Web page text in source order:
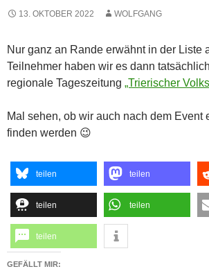
13. OKTOBER 2022 WOLFGANG
Nur ganz an Rande erwähnt in der Liste
Teilnehmer haben wir es dann
regionale Tageszeitung „Trierischer
Mal sehen, ob wir auch nach dem Event
finden werden 😉
teilen teilen
teilen teilen
teilen
GEFÄLLT MIR: